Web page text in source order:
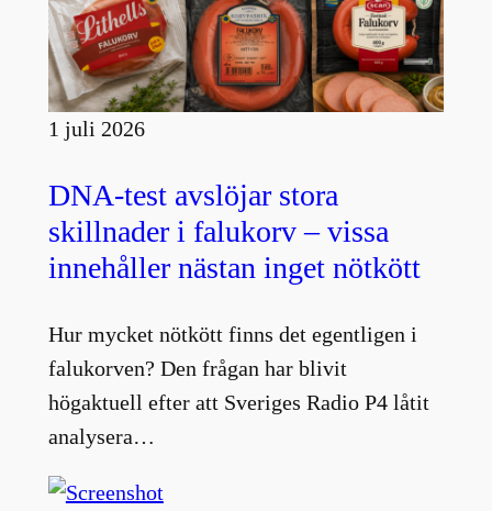
1 juli 2026
DNA-test avslöjar stora
skillnader i falukorv – vissa
innehåller nästan inget nötkött
Hur mycket nötkött finns det egentligen i
falukorven? Den frågan har blivit
högaktuell efter att Sveriges Radio P4 låtit
analysera…